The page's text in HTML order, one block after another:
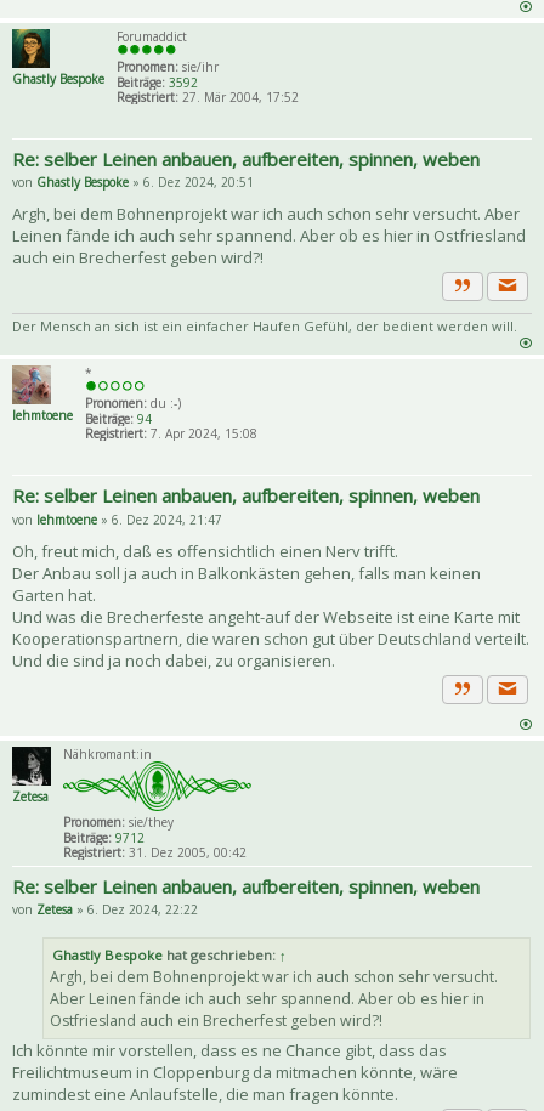
Ghastly Bespoke
Forumaddict
Pronomen: sie/ihr
Beiträge: 3592
Registriert: 27. Mär 2004, 17:52
Re: selber Leinen anbauen, aufbereiten, spinnen, weben
von Ghastly Bespoke » 6. Dez 2024, 20:51
Argh, bei dem Bohnenprojekt war ich auch schon sehr versucht. Aber
Leinen fände ich auch sehr spannend. Aber ob es hier in Ostfriesland
auch ein Brecherfest geben wird?!
Zitat
Der Mensch an sich ist ein einfacher Haufen Gefühl, der bedient werden will.
lehmtoene
*
Pronomen: du :-)
Beiträge: 94
Registriert: 7. Apr 2024, 15:08
Re: selber Leinen anbauen, aufbereiten, spinnen, weben
von lehmtoene » 6. Dez 2024, 21:47
Oh, freut mich, daß es offensichtlich einen Nerv trifft.
Der Anbau soll ja auch in Balkonkästen gehen, falls man keinen
Garten hat.
Und was die Brecherfeste angeht-auf der Webseite ist eine Karte mit
Kooperationspartnern, die waren schon gut über Deutschland verteilt.
Und die sind ja noch dabei, zu organisieren.
Zitat
Zetesa
Nähkromant:in
Pronomen: sie/they
Beiträge: 9712
Registriert: 31. Dez 2005, 00:42
Re: selber Leinen anbauen, aufbereiten, spinnen, weben
von Zetesa » 6. Dez 2024, 22:22
Ghastly Bespoke hat geschrieben: ↑
Argh, bei dem Bohnenprojekt war ich auch schon sehr versucht.
Aber Leinen fände ich auch sehr spannend. Aber ob es hier in
Ostfriesland auch ein Brecherfest geben wird?!
Ich könnte mir vorstellen, dass es ne Chance gibt, dass das
Freilichtmuseum in Cloppenburg da mitmachen könnte, wäre
zumindest eine Anlaufstelle, die man fragen könnte.